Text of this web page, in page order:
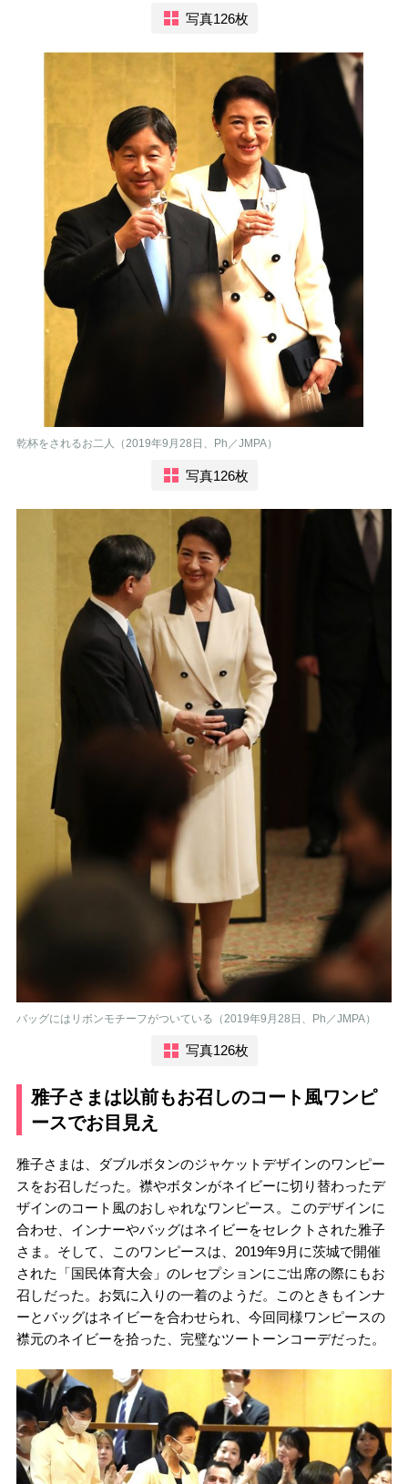
写真126枚
乾杯をされるお二人（2019年9月28日、Ph／JMPA）
写真126枚
バッグにはリボンモチーフがついている（2019年9月28日、Ph／JMPA）
写真126枚
雅子さまは以前もお召しのコート風ワンピ
ースでお目見え
雅子さまは、ダブルボタンのジャケットデザインのワンピー
スをお召しだった。襟やボタンがネイビーに切り替わったデ
ザインのコート風のおしゃれなワンピース。このデザインに
合わせ、インナーやバッグはネイビーをセレクトされた雅子
さま。そして、このワンピースは、2019年9月に茨城で開催
された「国民体育大会」のレセプションにご出席の際にもお
召しだった。お気に入りの一着のようだ。このときもインナ
ーとバッグはネイビーを合わせられ、今回同様ワンピースの
襟元のネイビーを拾った、完璧なツートーンコーデだった。